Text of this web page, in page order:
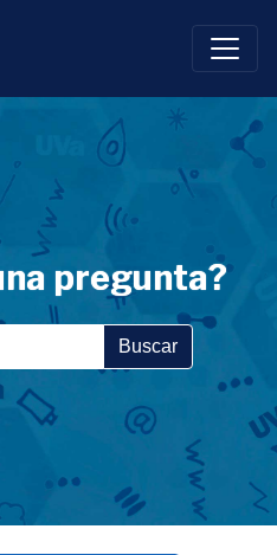
pregunta?
Buscar